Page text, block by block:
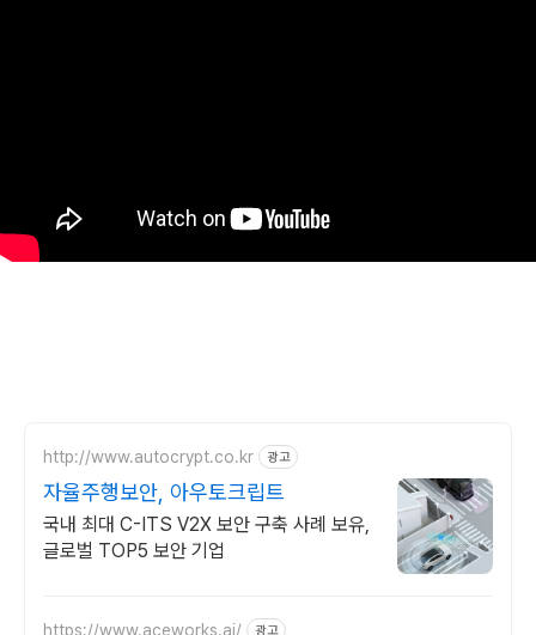
http://www.autocrypt.co.kr 광고
자율주행보안, 아우토크립트
국내 최대 C-ITS V2X 보안 구축 사례 보유,
글로벌 TOP5 보안 기업
https://www.aceworks.ai/ 광고